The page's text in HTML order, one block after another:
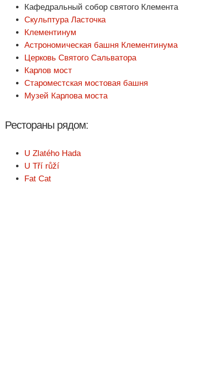
Кафедральный собор святого Клемента
Скульптура Ласточка
Клементинум
Астрономическая башня Клементинума
Церковь Святого Сальватора
Карлов мост
Староместская мостовая башня
Музей Карлова моста
Рестораны рядом:
U Zlatého Hada
U Tří růží
Fat Cat